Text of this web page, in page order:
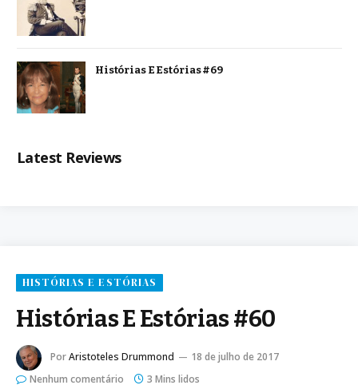
Histórias E Estórias #69
Latest Reviews
HISTÓRIAS E ESTÓRIAS
Histórias E Estórias #60
PorAristoteles Drummond
18 de julho de 2017
Nenhum comentário
3 Mins lidos